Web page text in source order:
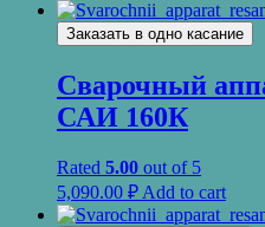
Заказать в одно касание
Сварочный
САИ 160К
Rated 5.00 out of 5
5,090.00 ₽ Add to cart